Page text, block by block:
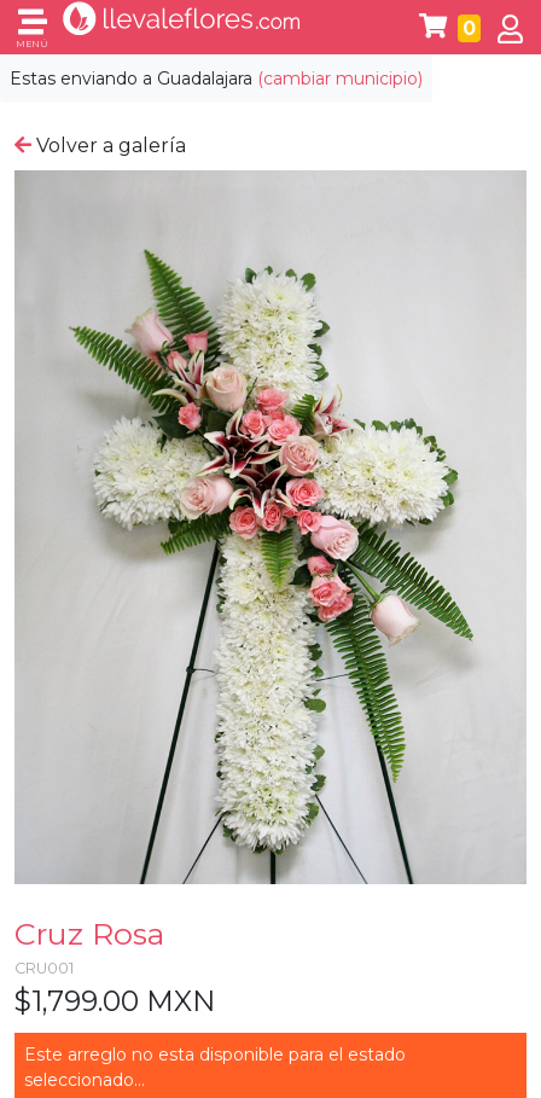
Estas enviando a Guadalajara (cambiar municipio)
MENÚ
0
Volver a galería
Cruz Rosa
CRU001
$1,799.00 MXN
Este arreglo no esta disponible para el estado
seleccionado...